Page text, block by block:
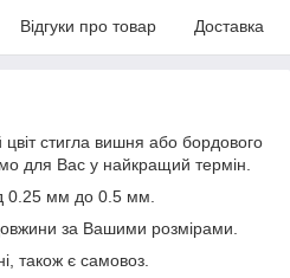
Відгуки про товар Доставка
стигла вишня або бордового
для Вас у найкращий термін.
0.25 мм до 0.5 мм.
за Вашими розмірами.
також є самовоз.